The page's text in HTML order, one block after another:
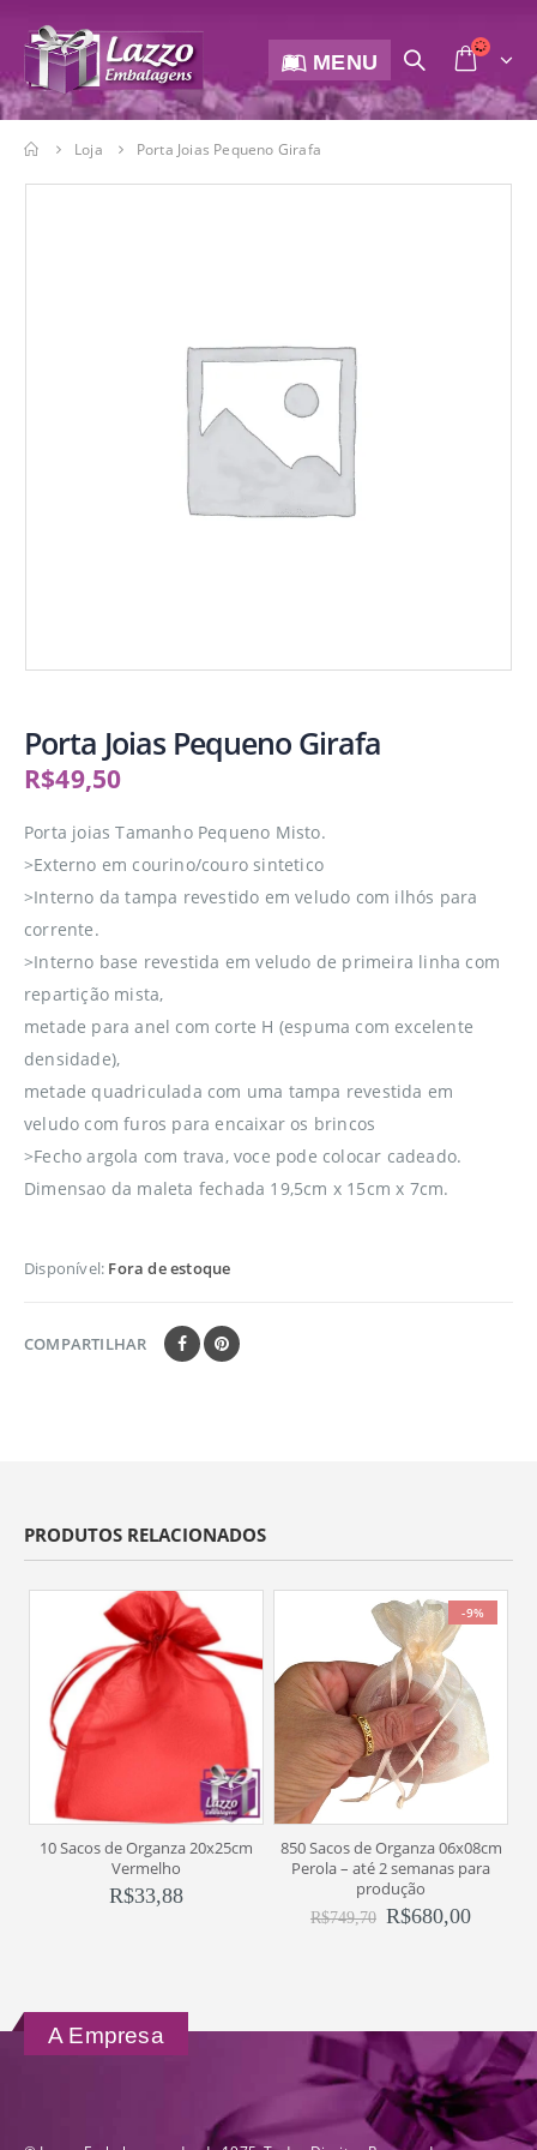
MENU
Loja Porta Joias Pequeno Girafa
Porta Joias Pequeno Girafa
R$49,50
Porta joias Tamanho Pequeno Misto.
>Externo em courino/couro sintetico
>Interno da tampa revestido em veludo com ilhós para
corrente.
>Interno base revestida em veludo de primeira linha com
repartição mista,
metade para anel com corte H (espuma com excelente
densidade),
metade quadriculada com uma tampa revestida em
veludo com furos para encaixar os brincos
>Fecho argola com trava, voce pode colocar cadeado.
Dimensao da maleta fechada 19,5cm x 15cm x 7cm.
Disponível: Fora de estoque
COMPARTILHAR
PRODUTOS RELACIONADOS
10 Sacos de Organza 20x25cm
Vermelho
R$33,88
-9%
850 Sacos de Organza 06x08cm
Perola – até 2 semanas para
produção
R$749,70 R$680,00
A Empresa